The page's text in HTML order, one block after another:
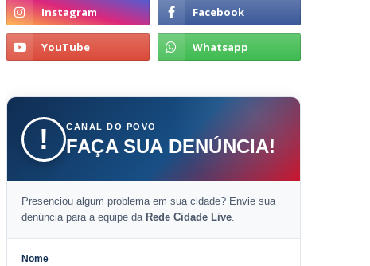
! CANAL DO POVO
FAÇA SUA DENÚNCIA!
Presenciou algum problema em sua cidade? Envie sua
denúncia para a equipe da Rede Cidade Live.
Nome